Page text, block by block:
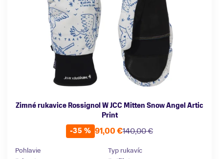
Zimné rukavice Rossignol W JCC Mitten Snow Angel Artic
Print
-35 %
140,00 €
91,00 €
Pohlavie
Typ rukavíc